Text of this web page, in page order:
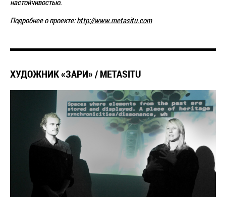
настойчивостью.
Подробнее о проекте:http://www.metasitu.com
ХУДОЖНИК «ЗАРИ» / METASITU